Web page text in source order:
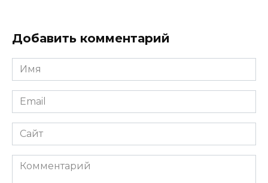
Добавить комментарий
Имя
*
Email
*
Сайт
Комментарий